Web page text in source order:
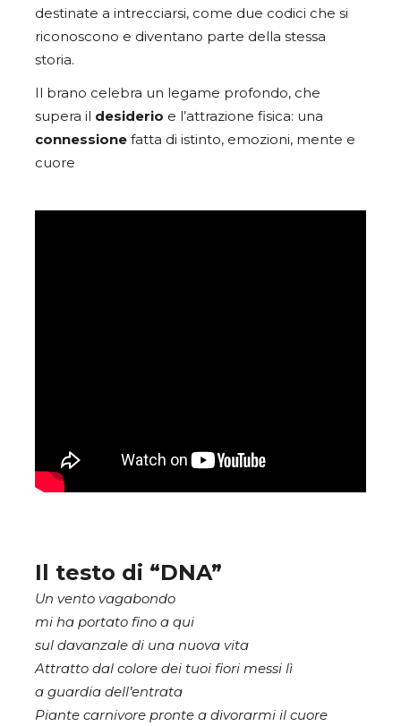
destinate a intrecciarsi, come due codici che si
riconoscono e diventano parte della stessa
storia.
Il brano celebra un legame profondo, che
supera il desiderio e l’attrazione fisica: una
connessione fatta di istinto, emozioni, mente e
cuore
Il testo di “DNA”
Un vento vagabondo
mi ha portato fino a qui
sul davanzale di una nuova vita
Attratto dal colore dei tuoi fiori messi lì
a guardia dell’entrata
Piante carnivore pronte a divorarmi il cuore